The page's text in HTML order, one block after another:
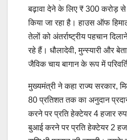
बढ़ावा देने के लिए ₹ 300 करोड़ से
किया जा रहा है। हाउस ऑफ
तेलों को अंतर्राष्ट्रीय पहचान
रहे हैं। धौलादेवी, मुन्स्यारी और
जैविक चाय बागान के रूप में
मुख्यमंत्री ने कहा राज्य सरकार,
80 प्रतिशत तक का अनुदान
करने पर प्रति हेक्टेयर 4 हजार
बुआई करने पर प्रति हेक्टेयर 2